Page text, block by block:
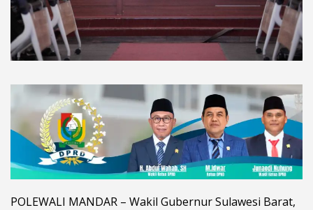
POLEWALI MANDAR – Wakil Gubernur Sulawesi Barat,